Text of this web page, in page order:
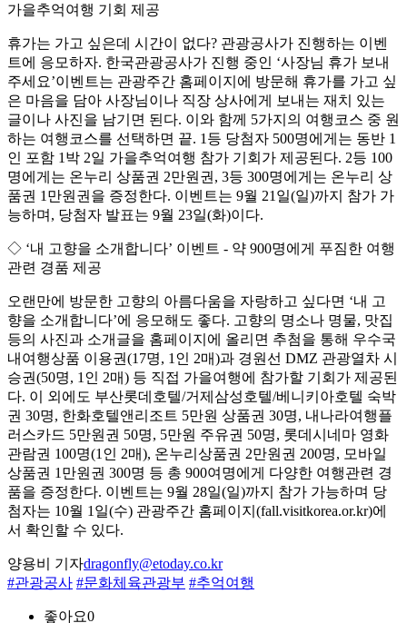
가을추억여행 기회 제공
휴가는 가고 싶은데 시간이 없다? 관광공사가 진행하는 이벤
트에 응모하자. 한국관광공사가 진행 중인 ‘사장님 휴가 보내
주세요’이벤트는 관광주간 홈페이지에 방문해 휴가를 가고 싶
은 마음을 담아 사장님이나 직장 상사에게 보내는 재치 있는
글이나 사진을 남기면 된다. 이와 함께 5가지의 여행코스 중 원
하는 여행코스를 선택하면 끝. 1등 당첨자 500명에게는 동반 1
인 포함 1박 2일 가을추억여행 참가 기회가 제공된다. 2등 100
명에게는 온누리 상품권 2만원권, 3등 300명에게는 온누리 상
품권 1만원권을 증정한다. 이벤트는 9월 21일(일)까지 참가 가
능하며, 당첨자 발표는 9월 23일(화)이다.
◇ ‘내 고향을 소개합니다’ 이벤트 - 약 900명에게 푸짐한 여행
관련 경품 제공
오랜만에 방문한 고향의 아름다움을 자랑하고 싶다면 ‘내 고
향을 소개합니다’에 응모해도 좋다. 고향의 명소나 명물, 맛집
등의 사진과 소개글을 홈페이지에 올리면 추첨을 통해 우수국
내여행상품 이용권(17명, 1인 2매)과 경원선 DMZ 관광열차 시
승권(50명, 1인 2매) 등 직접 가을여행에 참가할 기회가 제공된
다. 이 외에도 부산롯데호텔/거제삼성호텔/베니키아호텔 숙박
권 30명, 한화호텔앤리조트 5만원 상품권 30명, 내나라여행플
러스카드 5만원권 50명, 5만원 주유권 50명, 롯데시네마 영화
관람권 100명(1인 2매), 온누리상품권 2만원권 200명, 모바일
상품권 1만원권 300명 등 총 900여명에게 다양한 여행관련 경
품을 증정한다. 이벤트는 9월 28일(일)까지 참가 가능하며 당
첨자는 10월 1일(수) 관광주간 홈페이지(fall.visitkorea.or.kr)에
서 확인할 수 있다.
양용비 기자dragonfly@etoday.co.kr
#관광공사 #문화체육관광부 #추억여행
좋아요0